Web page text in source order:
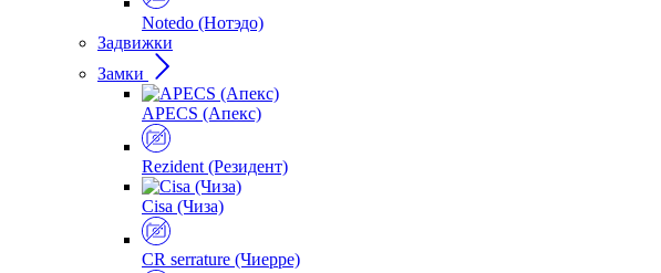
Notedo (Нотэдо)
Задвижки
Замки
APECS (Апекс)
Rezident (Резидент)
Cisa (Чиза)
CR serrature (Чиерре)